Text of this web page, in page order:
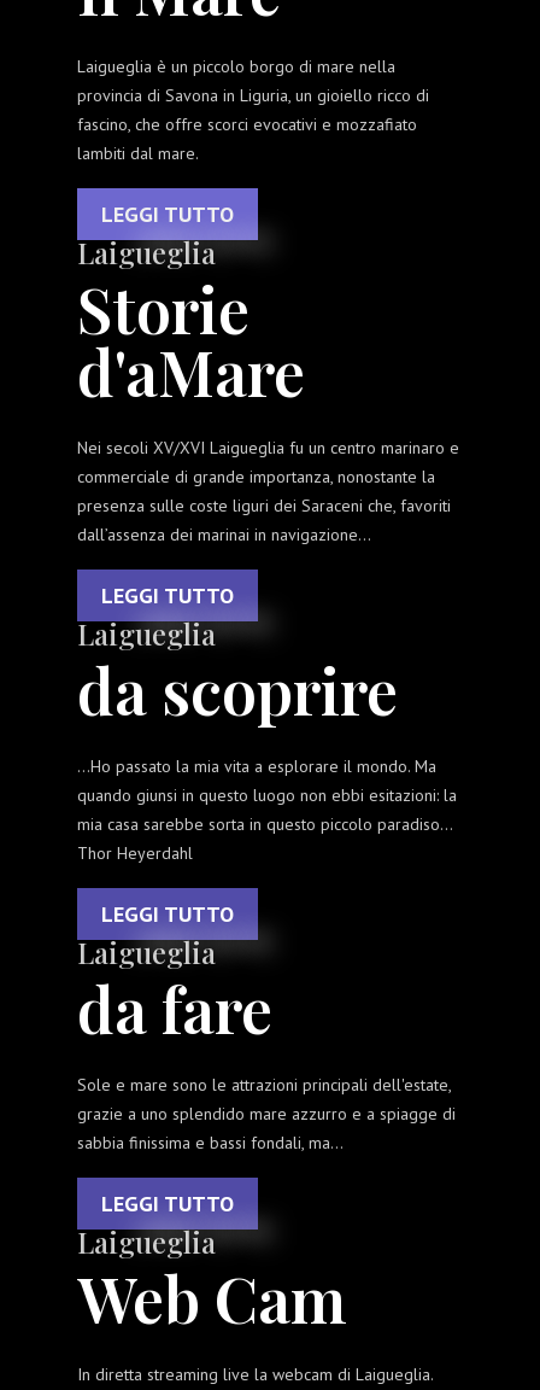
Laigueglia è un piccolo borgo di mare nella
provincia di Savona in Liguria, un gioiello ricco di
fascino, che offre scorci evocativi e mozzafiato
lambiti dal mare.
LEGGI TUTTO
Laigueglia
Storie
d'aMare
Nei secoli XV/XVI Laigueglia fu un centro marinaro e
commerciale di grande importanza, nonostante la
presenza sulle coste liguri dei Saraceni che, favoriti
dall’assenza dei marinai in navigazione...
LEGGI TUTTO
Laigueglia
da scoprire
…Ho passato la mia vita a esplorare il mondo. Ma
quando giunsi in questo luogo non ebbi esitazioni: la
mia casa sarebbe sorta in questo piccolo paradiso…
Thor Heyerdahl
LEGGI TUTTO
Laigueglia
da fare
Sole e mare sono le attrazioni principali dell'estate,
grazie a uno splendido mare azzurro e a spiagge di
sabbia finissima e bassi fondali, ma...
LEGGI TUTTO
Laigueglia
Web Cam
In diretta streaming live la webcam di Laigueglia.